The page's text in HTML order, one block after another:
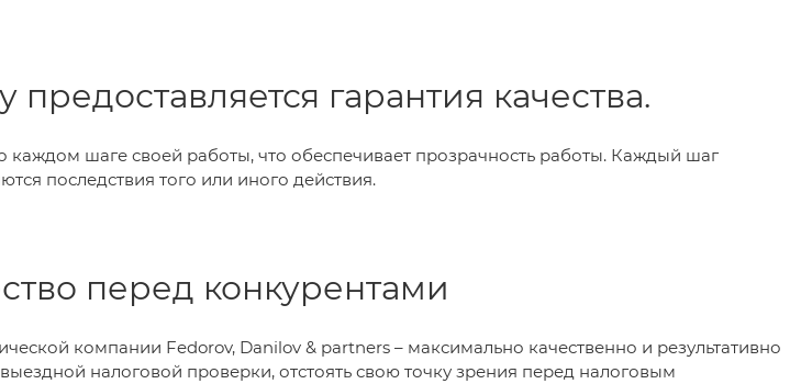
предоставляется гарантия качества.
каждом шаге своей работы, что обеспечивает прозрачность работы. Каждый шаг
последствия того или иного действия.
перед конкурентами
компании Fedorov, Danilov & partners – максимально качественно и результативно
налоговой проверки, отстоять свою точку зрения перед налоговым